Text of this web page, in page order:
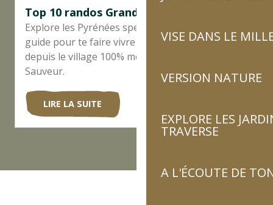
VISE DANS LE
VERSION NATURE
EXPLORE LES
TRAVERSE
A L'ÉCOUTE DE
Top 10 randos Grands sites
Explore les Pyrénées spectaculaires à pied. On te
guide pour te faire vivre l’essentiel des Pyrénées
depuis le village 100% montagne de Luz-Saint-
Sauveur.
LIRE LA SUITE